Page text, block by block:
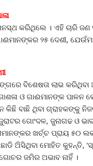
କରିଥିଲେ । ଏହି ଚାରି
୨୫ ଦେଶୀ,
ବିଶେଷତା ଲାଭ କରିଥିବା
ଓ ଗାଈମାନଙ୍କ ପାଳନ
ବାଛି ଥିବା ଗ୍ରାହକଙ୍କୁ
ଗୋଂଦଳ, ଜୁନାଗଢ ଓ
ଖର୍ଚ୍ଚ ପ୍ରାୟ ୫୦
ଅିସିଥିବା ମୋହିତ କୁହନ୍ତି,
ଜମିର ଅଭାବ ନାହିଁ ।